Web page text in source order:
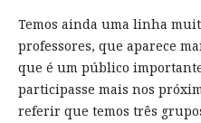
Temos ainda uma linha
professores, que aparece
que é um público
participasse mais nos
referir que temos três